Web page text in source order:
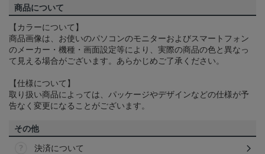
商品について
【カラーについて】
商品画像は、お使いのパソコンのモニターおよびスマートフォン
のメーカー・機種・画面設定等により、実際の商品の色と異なっ
て見える場合がございます。あらかじめご了承ください。
【仕様について】
取り扱い商品によっては、パッケージやデザインなどの仕様が予
告なく変更になることがございます。
その他
決済について